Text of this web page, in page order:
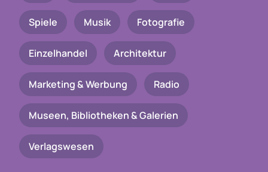
Spiele Musik Fotografie
Einzelhandel Architektur
Marketing & Werbung Radio
Museen, Bibliotheken & Galerien
Verlagswesen